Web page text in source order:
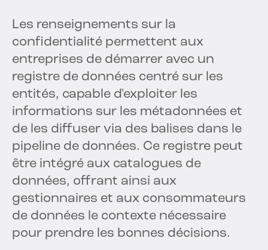
Les renseignements sur la
confidentialité permettent aux
entreprises de démarrer avec un
registre de données centré sur les
entités, capable d'exploiter les
informations sur les métadonnées et
de les diffuser via des balises dans le
pipeline de données. Ce registre peut
être intégré aux catalogues de
données, offrant ainsi aux
gestionnaires et aux consommateurs
de données le contexte nécessaire
pour prendre les bonnes décisions.